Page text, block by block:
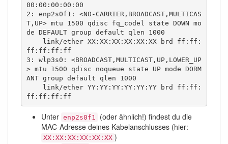
00:00:00:00:00
2: enp2s0f1: <NO-CARRIER,BROADCAST,MULTICAS
T,UP> mtu 1500 qdisc fq_codel state DOWN mo
de DEFAULT group default qlen 1000
ff:ff:ff:ff
3: wlp3s0: <BROADCAST,MULTICAST,UP,LOWER_UP
> mtu 1500 qdisc noqueue state UP mode DORM
ANT group default qlen 1000
ff:ff:ff:ff
Unter enp2s0f1
(oder ähnlich!) findest du die
MAC-Adresse deines Kabelanschlusses (hier:
XX:XX:XX:XX:XX:XX )